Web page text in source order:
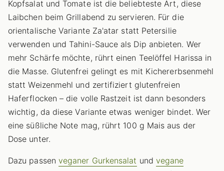
Kopfsalat und Tomate ist die beliebteste Art, diese
Laibchen beim Grillabend zu servieren. Für die
orientalische Variante Za'atar statt Petersilie
verwenden und Tahini-Sauce als Dip anbieten. Wer
mehr Schärfe möchte, rührt einen Teelöffel Harissa in
die Masse. Glutenfrei gelingt es mit Kichererbsenmehl
statt Weizenmehl und zertifiziert glutenfreien
Haferflocken – die volle Rastzeit ist dann besonders
wichtig, da diese Variante etwas weniger bindet. Wer
eine süßliche Note mag, rührt 100 g Mais aus der
Dose unter.
Dazu passen veganer Gurkensalat und vegane